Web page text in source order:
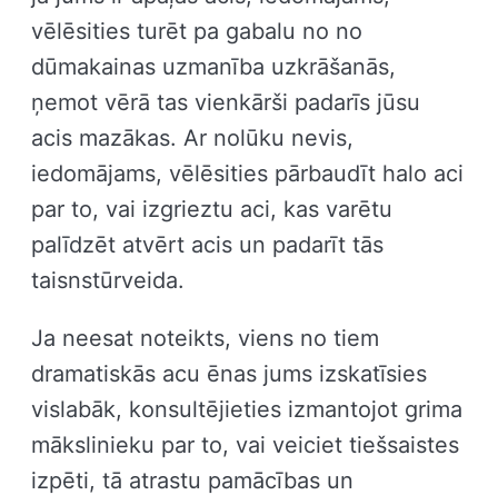
vēlēsities turēt pa gabalu no no
dūmakainas uzmanība uzkrāšanās,
ņemot vērā tas vienkārši padarīs jūsu
acis mazākas. Ar nolūku nevis,
iedomājams, vēlēsities pārbaudīt halo aci
par to, vai izgrieztu aci, kas varētu
palīdzēt atvērt acis un padarīt tās
taisnstūrveida.
Ja neesat noteikts, viens no tiem
dramatiskās acu ēnas jums izskatīsies
vislabāk, konsultējieties izmantojot grima
mākslinieku par to, vai veiciet tiešsaistes
izpēti, tā atrastu pamācības un